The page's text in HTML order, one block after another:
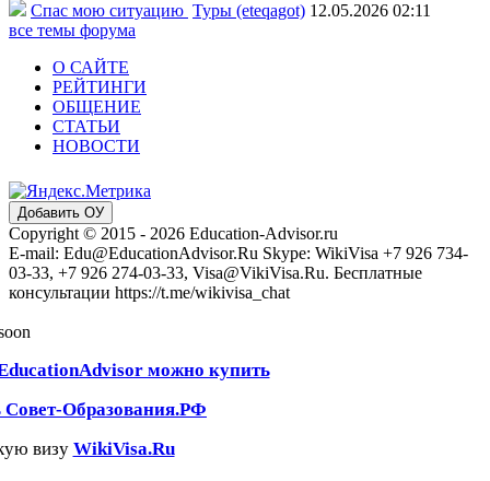
Спас мою ситуацию Туры (eteqagot) 12.05.2026 02:11
все темы форума
О САЙТЕ
РЕЙТИНГИ
ОБЩЕНИЕ
СТАТЬИ
НОВОСТИ
Добавить ОУ
Copyright © 2015 - 2026 Education-Advisor.ru
E-mail: Edu@EducationAdvisor.Ru Skype: WikiVisa +7 926 734-
03-33, +7 926 274-03-33, Visa@VikiVisa.Ru. Бесплатные
консультации https://t.me/wikivisa_chat
можно купить
Совет-Образования.РФ
визу WikiVisa.Ru